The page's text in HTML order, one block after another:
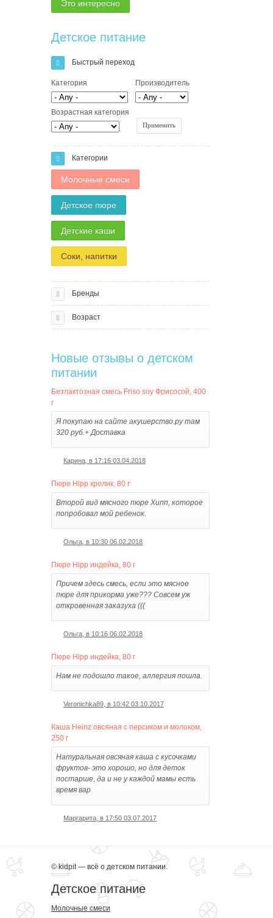
Это интересно
Детское питание
Быстрый переход
Категория Производитель
Возрастная категория
Категории
Молочные смеси
Детское пюре
Детские каши
Соки, напитки
Бренды
Возраст
Новые отзывы о детском
питании
Безлактозная смесь Friso soy Фрисосой, 400
г
Я покупаю на сайте акушерство.ру там
320 руб.+ Доставка
Карина, в 17:16 03.04.2018
Пюре Hipp кролик, 80 г
Второй вид мясного пюре Хипп, которое
попробовал мой ребенок.
Ольга, в 10:30 06.02.2018
Пюре Hipp индейка, 80 г
Причем здесь смесь, если это мясное
пюре для прикорма уже??? Совсем уж
откровенная заказуха (((
Ольга, в 10:16 06.02.2018
Пюре Hipp индейка, 80 г
Нам не подошло такое, аллергия пошла.
Veronichka89, в 10:42 03.10.2017
Каша Heinz овсяная с персиком и молоком,
250 г
Натуральная овсяная каша с кусочками
фруктов- это хорошо, но для деток
постарше, да и не у каждой мамы есть
время вар
Маргарита, в 17:50 03.07.2017
© kidpit — всё о детском питании.
Детское питание
Молочные смеси